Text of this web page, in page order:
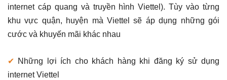
internet cáp quang và truyền hình Viettel). Tùy vào từng
khu vực quận, huyện mà Viettel sẽ áp dụng những gói
cước và khuyến mãi khác nhau
✔ Những lợi ích cho khách hàng khi đăng ký sử dụng
internet Viettel